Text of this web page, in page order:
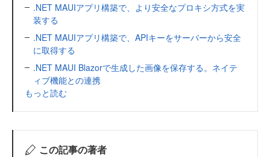
.NET MAUIアプリ構築で、より安全なプロキシ方式を実
装する
.NET MAUIアプリ構築で、APIキーをサーバーから安全
に取得する
.NET MAUI Blazorで生成した画像を保存する。ネイテ
ィブ機能との連携
もっと読む
この記事の著者